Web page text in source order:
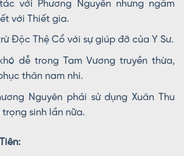
với Phương Nguyên nhưng ngầm
với Thiết gia.
Độc Thệ Cổ với sự giúp đỡ của Y Sư.
dễ trong Tam Vương truyền thừa,
thân nam nhi.
Nguyên phải sử dụng Xuân Thu
trọng sinh lần nữa.